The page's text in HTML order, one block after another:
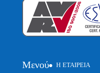
Μενού
Η ΕΤΑΙΡΕΙΑ